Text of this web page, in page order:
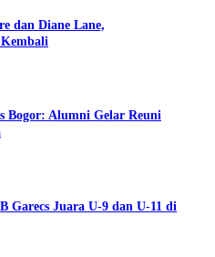
dan Diane Lane,
Kembali
Bogor: Alumni Gelar Reuni
Garecs Juara U-9 dan U-11 di